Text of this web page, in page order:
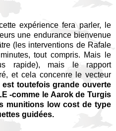
expérience fera parler, le
une endurance bienvenue
(les interventions de Rafale
tout compris. Mais le
rapide), mais le rapport
et cela concenre le vecteur
est toutefois grande ouverte
-comme le Aarok de Turgis
munitions low cost de type
guidées.